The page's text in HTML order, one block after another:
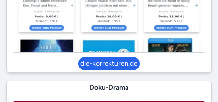
die-korrekturen.de
Doku-Drama